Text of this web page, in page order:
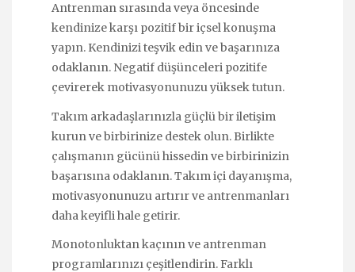
Antrenman sırasında veya öncesinde
kendinize karşı pozitif bir içsel konuşma
yapın. Kendinizi teşvik edin ve başarınıza
odaklanın. Negatif düşünceleri pozitife
çevirerek motivasyonunuzu yüksek tutun.
Takım arkadaşlarınızla güçlü bir iletişim
kurun ve birbirinize destek olun. Birlikte
çalışmanın gücünü hissedin ve birbirinizin
başarısına odaklanın. Takım içi dayanışma,
motivasyonunuzu artırır ve antrenmanları
daha keyifli hale getirir.
Monotonluktan kaçının ve antrenman
programlarınızı çeşitlendirin. Farklı